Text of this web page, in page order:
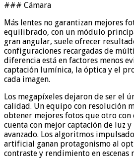
### Cámara
Más lentes no garantizan mejores
equilibrado, con un módulo
gran angular, suele ofrecer
configuraciones recargadas de
diferencia está en factores menos
captación lumínica, la óptica y el
cada imagen.
Los megapíxeles dejaron de ser el
calidad. Un equipo con resolución
obtener mejores fotos que otro con
cuenta con mejor captación de luz
avanzado. Los algoritmos
artificial ganan protagonismo al
contraste y rendimiento en escenas